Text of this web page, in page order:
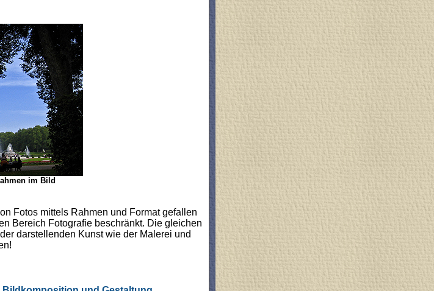
im Bild
Fotos mittels Rahmen und Format gefallen
Bereich Fotografie beschränkt. Die gleichen
darstellenden Kunst wie der Malerei und